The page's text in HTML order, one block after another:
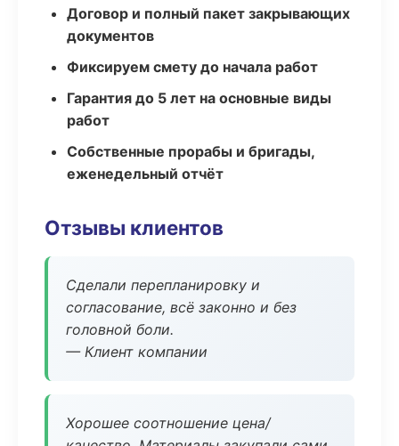
Договор и полный пакет закрывающих
документов
Фиксируем смету до начала работ
Гарантия до 5 лет на основные виды
работ
Собственные прорабы и бригады,
еженедельный отчёт
Отзывы клиентов
Сделали перепланировку и
согласование, всё законно и без
головной боли.
— Клиент компании
Хорошее соотношение цена/